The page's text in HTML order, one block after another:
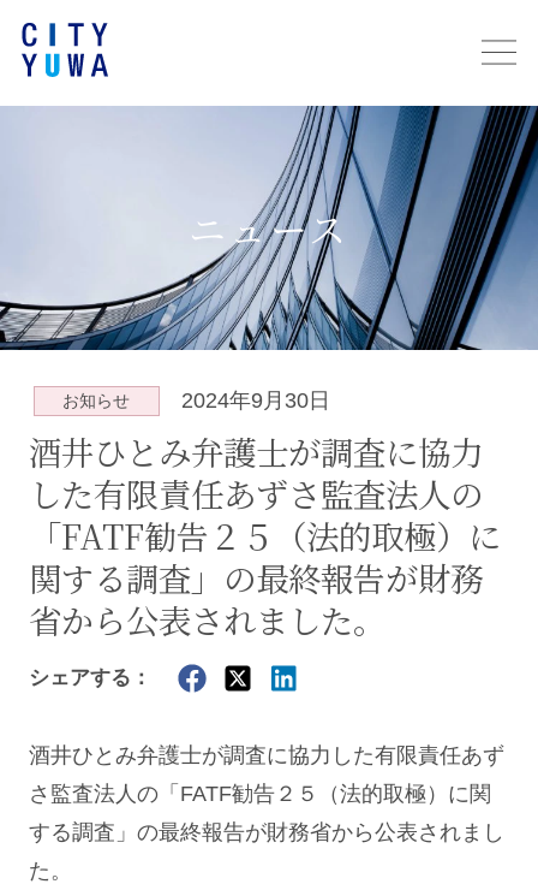
ニュース
お知らせ 2024年9月30日
酒井ひとみ弁護士が調査に協力
した有限責任あずさ監査法人の
「FATF勧告２５（法的取極）に
関する調査」の最終報告が財務
省から公表されました。
シェアする：
酒井ひとみ弁護士が調査に協力した有限責任あず
さ監査法人の「FATF勧告２５（法的取極）に関
する調査」の最終報告が財務省から公表されまし
た。